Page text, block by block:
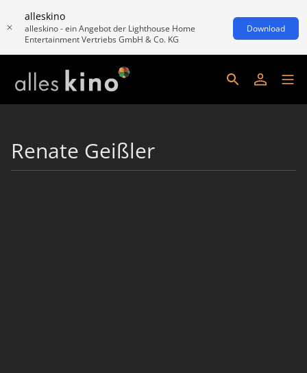
alleskino
alleskino - ein Angebot der Lighthouse Home
Entertainment Vertriebs GmbH & Co. KG
Download
Renate Geißler